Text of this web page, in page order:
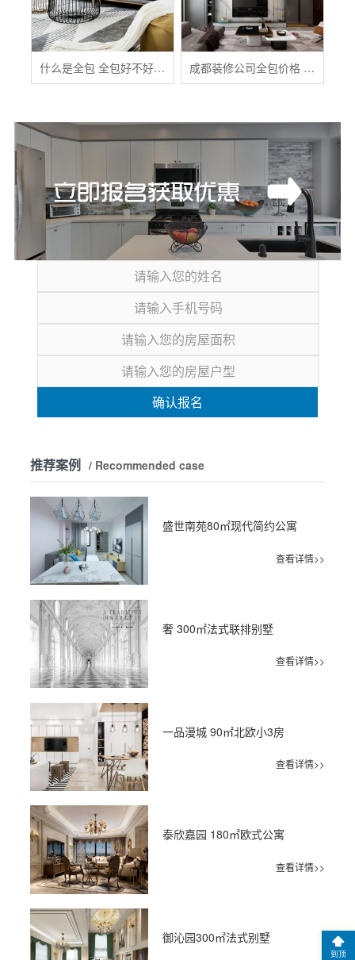
什么是全包 全包好不好 全包装修注意事项有哪些 成都装修公司全包价格 成都全包装修多少钱一平
确认报名
推荐案例 / Recommended case
盛世南苑80㎡现代简约公寓
查看详情>>
奢 300㎡法式联排别墅
查看详情>>
一品漫城 90㎡北欧小3房
查看详情>>
泰欣嘉园 180㎡欧式公寓
查看详情>>
御沁园300㎡法式别墅
到顶